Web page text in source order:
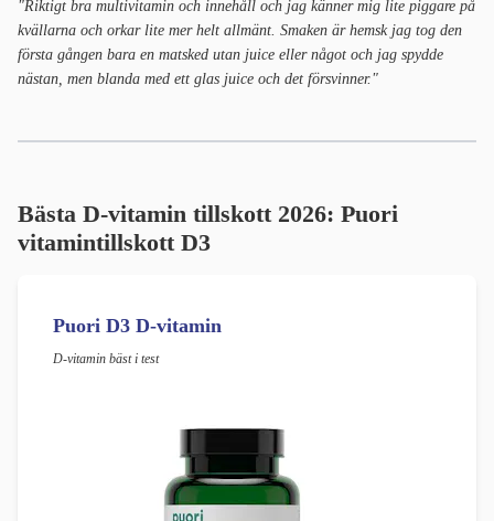
"Riktigt bra multivitamin och innehåll och jag känner mig lite piggare på
kvällarna och orkar lite mer helt allmänt. Smaken är hemsk jag tog den
första gången bara en matsked utan juice eller något och jag spydde
nästan, men blanda med ett glas juice och det försvinner."
Bästa D-vitamin tillskott 2026: Puori
vitamintillskott D3
Puori D3 D-vitamin
D-vitamin bäst i test